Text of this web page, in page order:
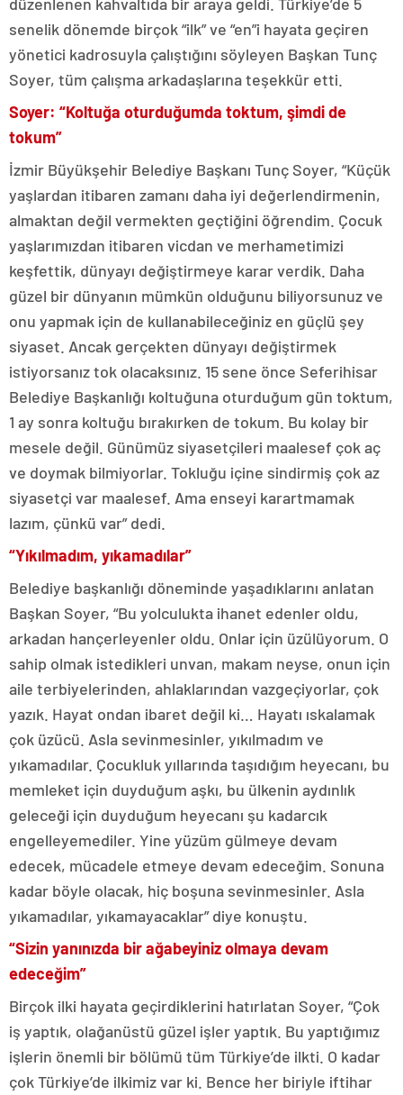
senelik dönemde birçok “ilk” ve “en”i hayata geçiren
yönetici kadrosuyla çalıştığını söyleyen Başkan Tunç
Soyer, tüm çalışma arkadaşlarına teşekkür etti.
Soyer: “Koltuğa oturduğumda toktum, şimdi de
tokum”
İzmir Büyükşehir Belediye Başkanı Tunç Soyer, “Küçük
yaşlardan itibaren zamanı daha iyi değerlendirmenin,
almaktan değil vermekten geçtiğini öğrendim. Çocuk
yaşlarımızdan itibaren vicdan ve merhametimizi
keşfettik, dünyayı değiştirmeye karar verdik. Daha
güzel bir dünyanın mümkün olduğunu biliyorsunuz ve
onu yapmak için de kullanabileceğiniz en güçlü şey
siyaset. Ancak gerçekten dünyayı değiştirmek
istiyorsanız tok olacaksınız. 15 sene önce Seferihisar
Belediye Başkanlığı koltuğuna oturduğum gün toktum,
1 ay sonra koltuğu bırakırken de tokum. Bu kolay bir
mesele değil. Günümüz siyasetçileri maalesef çok aç
ve doymak bilmiyorlar. Tokluğu içine sindirmiş çok az
siyasetçi var maalesef. Ama enseyi karartmamak
lazım, çünkü var” dedi.
“Yıkılmadım, yıkamadılar”
Belediye başkanlığı döneminde yaşadıklarını anlatan
Başkan Soyer, “Bu yolculukta ihanet edenler oldu,
arkadan hançerleyenler oldu. Onlar için üzülüyorum. O
sahip olmak istedikleri unvan, makam neyse, onun için
aile terbiyelerinden, ahlaklarından vazgeçiyorlar, çok
yazık. Hayat ondan ibaret değil ki… Hayatı ıskalamak
çok üzücü. Asla sevinmesinler, yıkılmadım ve
yıkamadılar. Çocukluk yıllarında taşıdığım heyecanı, bu
memleket için duyduğum aşkı, bu ülkenin aydınlık
geleceği için duyduğum heyecanı şu kadarcık
engelleyemediler. Yine yüzüm gülmeye devam
edecek, mücadele etmeye devam edeceğim. Sonuna
kadar böyle olacak, hiç boşuna sevinmesinler. Asla
yıkamadılar, yıkamayacaklar” diye konuştu.
“Sizin yanınızda bir ağabeyiniz olmaya devam
edeceğim”
Birçok ilki hayata geçirdiklerini hatırlatan Soyer, “Çok
iş yaptık, olağanüstü güzel işler yaptık. Bu yaptığımız
işlerin önemli bir bölümü tüm Türkiye’de ilkti. O kadar
çok Türkiye’de ilkimiz var ki. Bence her biriyle iftihar